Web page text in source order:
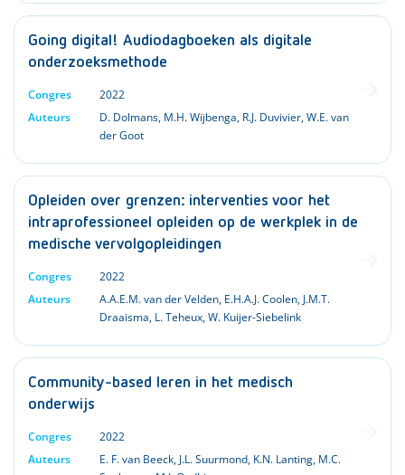
Going digital! Audiodagboeken als digitale
onderzoeksmethode
Congres
2022
Auteurs
D. Dolmans, M.H. Wijbenga, R.J. Duvivier,W.E. van
der Goot
Opleiden over grenzen: interventies voor het
intraprofessioneel opleiden op de werkplek in de
medische vervolgopleidingen
Congres
2022
Auteurs
A.A.E.M. van der Velden, E.H.A.J. Coolen, J.M.T.
Draaisma, L. Teheux,W. Kuijer-Siebelink
Community-based leren in het medisch
onderwijs
Congres
2022
Auteurs
E. F. van Beeck, J.L. Suurmond, K.N. Lanting, M.C.